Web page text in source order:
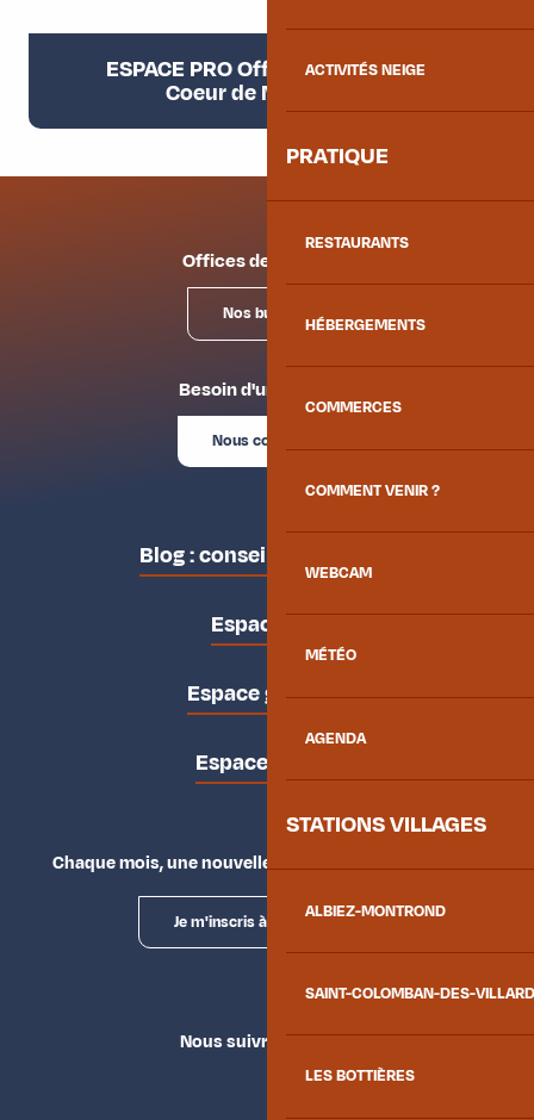
ACTIVITÉS NEIGE
PRATIQUE
RESTAURANTS
HÉBERGEMENTS
COMMERCES
COMMENT VENIR ?
WEBCAM
MÉTÉO
AGENDA
STATIONS VILLAGES
ALBIEZ-MONTROND
SAINT-COLOMBAN-DES-
LES BOTTIÈRES
ESPACE PRO Office de Tourisme
Coeur de Maurienne
Offices de tourisme
Nos bureaux
Besoin d'un conseil ?
Nous contacter
Blog : conseils des locaux
Espace pro
Espace groupes
Espace presse
Chaque mois, une nouvelle façon d'explorer la vallée.
Je m'inscris à la newsletter
Nous suivre